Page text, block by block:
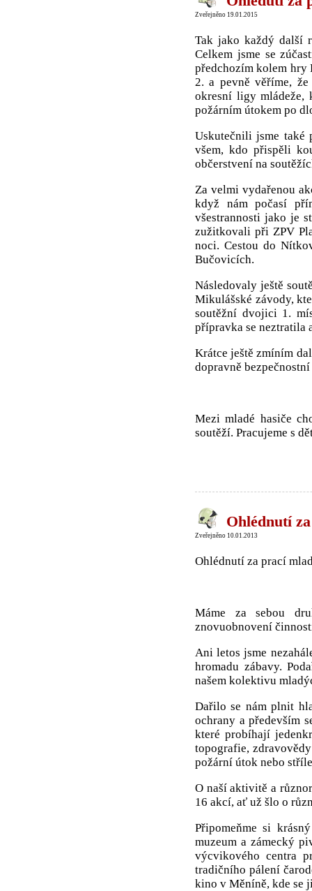
Zveřejněno 19.01.2015
Tak jako každý další
Celkem jsme se
předchozím kolem hry
2. a pevně věříme,
okresní ligy mládeže,
požárním útokem po
Uskutečnili jsme také
všem, kdo přispěli
občerstvení na
Za velmi vydařenou
když nám počasí
všestrannosti jako je
zužitkovali při ZPV
noci. Cestou do
Bučovicích.
Následovaly ještě
Mikulášské závody,
soutěžní dvojici 1.
přípravka se neztratila
Krátce ještě zmíním
dopravně
Mezi mladé hasiče
soutěží. Pracujeme s
Ohlédnutí
Zveřejněno 10.01.2013
Ohlédnutí za prací
Máme za sebou
znovuobnovení
Ani letos jsme
hromadu zábavy.
našem kolektivu
Dařilo se nám plnit
ochrany a především
které probíhají
topografie,
požární útok nebo
O naší aktivitě a
16 akcí, ať už šlo o
Připomeňme si
muzeum a zámecký
výcvikového centra
tradičního pálení
kino v Měníně, kde se